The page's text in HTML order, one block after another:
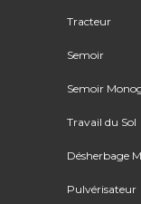
Tracteur
Semoir
Semoir
Travail du Sol
Désherbage
Pulvérisateur